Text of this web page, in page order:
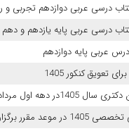
درسی عربی دوازدهم تجربی و
درسی عربی پایه یازدهم و دهم
عربی پایه دوازدهم
کنکور 1405
دهه اول مرداد
برگزار می‌شود